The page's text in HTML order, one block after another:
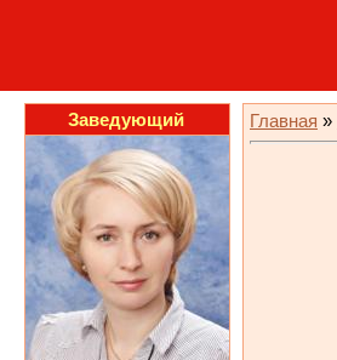
Заведующий Главная »